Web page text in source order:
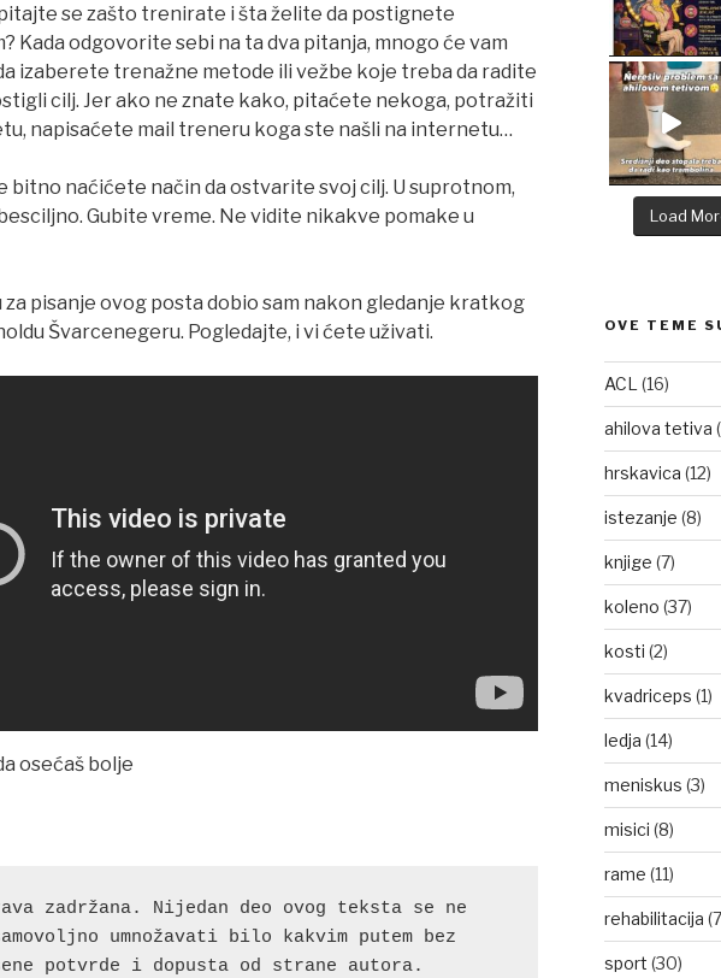
se zašto trenirate i šta želite da postignete
Kada odgovorite sebi na ta dva pitanja, mnogo će vam
izaberete trenažne metode ili vežbe koje treba da radite
cilj. Jer ako ne znate kako, pitaćete nekoga, potražiti
napisaćete mail treneru koga ste našli na internetu…
bitno naćićete način da ostvarite svoj cilj. U suprotnom,
Gubite vreme. Ne vidite nikakve pomake u
za pisanje ovog posta dobio sam nakon gledanje kratkog
Švarcenegeru. Pogledajte, i vi ćete uživati.
osećaš bolje
zadržana. Nijedan deo ovog teksta se ne
umnožavati bilo kakvim putem bez
potvrde i dopusta od strane autora.
Load
OVE TEME
ACL (16)
ahilova tetiva
hrskavica (12)
istezanje (8)
knjige (7)
koleno (37)
kosti (2)
kvadriceps (1)
ledja (14)
meniskus (3)
misici (8)
rame (11)
rehabilitacija
sport (30)